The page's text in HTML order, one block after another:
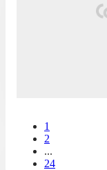
1
2
...
24